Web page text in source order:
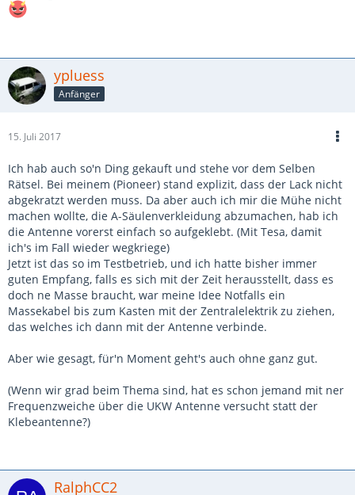
ypluess
Anfänger
15. Juli 2017
Ich hab auch so'n Ding gekauft und stehe vor dem Selben
Rätsel. Bei meinem (Pioneer) stand explizit, dass der Lack nicht
abgekratzt werden muss. Da aber auch ich mir die Mühe nicht
machen wollte, die A-Säulenverkleidung abzumachen, hab ich
die Antenne vorerst einfach so aufgeklebt. (Mit Tesa, damit
ich's im Fall wieder wegkriege)
Jetzt ist das so im Testbetrieb, und ich hatte bisher immer
guten Empfang, falls es sich mit der Zeit herausstellt, dass es
doch ne Masse braucht, war meine Idee Notfalls ein
Massekabel bis zum Kasten mit der Zentralelektrik zu ziehen,
das welches ich dann mit der Antenne verbinde.
Aber wie gesagt, für'n Moment geht's auch ohne ganz gut.
(Wenn wir grad beim Thema sind, hat es schon jemand mit ner
Frequenzweiche über die UKW Antenne versucht statt der
Klebeantenne?)
RalphCC2